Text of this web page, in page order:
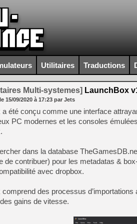
Utilitaires Traductions
Multi-systemes] LaunchBox
15/09/2020 à 17:23 par Jets
a été conçu comme une interface
PC modernes et les consoles
dans la database
de contribuer) pour les metadatas &
avec dropbox.
comprend des processus d’importations
gains de vitesse.